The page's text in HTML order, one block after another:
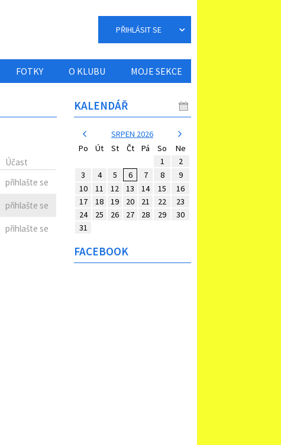
PŘIHLÁSIT SE
FOTKY O KLUBU MOJE SEKCE
Účast
přihlašte se
přihlašte se
přihlašte se
KALENDÁŘ
SRPEN 2026
Po
Út St Čt Pá So
Ne
1
2
3
4 5 6 7 8
9
10
11 12 13 14 15
16
17
18 19 20 21 22
23
24
25 26 27 28 29
30
31
FACEBOOK